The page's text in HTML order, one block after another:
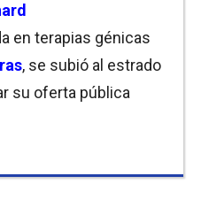
en terapias génicas
, se subió al estrado
su oferta pública